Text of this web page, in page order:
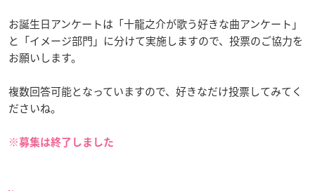
お誕生日アンケートは「十龍之介が歌う好きな曲アンケート」
と「イメージ部門」に分けて実施しますので、投票のご協力を
お願いします。
複数回答可能となっていますので、好きなだけ投票してみてく
ださいね。
※募集は終了しました